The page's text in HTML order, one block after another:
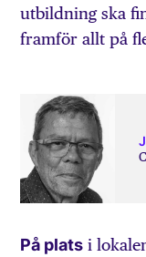
utbildning ska
framför allt på
På plats i